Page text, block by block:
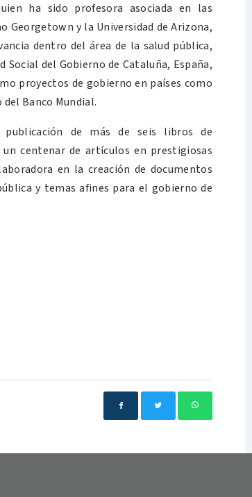
ha sido profesora asociada en las
Georgetown y la Universidad de Arizona,
dentro del área de la salud pública,
Social del Gobierno de Cataluña, España,
proyectos de gobierno en países como
Banco Mundial.
publicación de más de seis libros de
centenar de artículos en prestigiosas
en la creación de documentos
y temas afines para el gobierno de